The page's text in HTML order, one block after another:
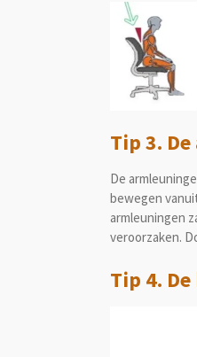
Tip 3.
De
bewegen
armleuningen
veroorzaken.
Tip 4.